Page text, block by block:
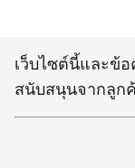
เว็บไซต์นี้และข้
สนับสนุนจากลูก